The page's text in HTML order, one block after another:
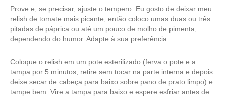
Prove e, se precisar, ajuste o tempero. Eu gosto de deixar meu
relish de tomate mais picante, então coloco umas duas ou três
pitadas de páprica ou até um pouco de molho de pimenta,
dependendo do humor. Adapte à sua preferência.
Coloque o relish em um pote esterilizado (ferva o pote e a
tampa por 5 minutos, retire sem tocar na parte interna e depois
deixe secar de cabeça para baixo sobre pano de prato limpo) e
tampe bem. Vire a tampa para baixo e espere esfriar antes de